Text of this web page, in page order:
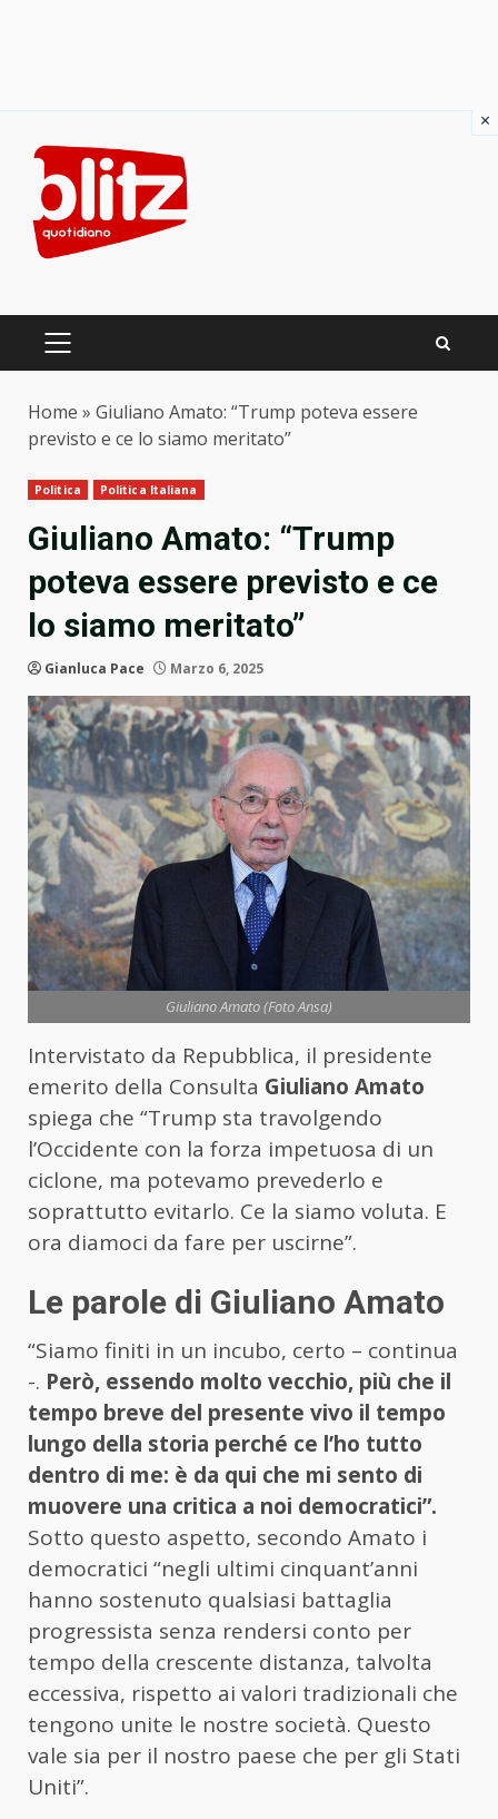
content
PRIMARY
Home » Giuliano Amato: “Trump poteva essere
previsto e ce lo siamo meritato”
Politica Politica Italiana
Giuliano Amato: “Trump
poteva essere previsto e ce
lo siamo meritato”
Gianluca Pace Marzo 6, 2025
Giuliano Amato (Foto Ansa)
Intervistato da Repubblica, il presidente
emerito della Consulta Giuliano Amato
spiega che “Trump sta travolgendo
l’Occidente con la forza impetuosa di un
ciclone, ma potevamo prevederlo e
soprattutto evitarlo. Ce la siamo voluta. E
ora diamoci da fare per uscirne”.
Le parole di Giuliano Amato
“Siamo finiti in un incubo, certo – continua
-. Però, essendo molto vecchio, più che il
tempo breve del presente vivo il tempo
lungo della storia perché ce l’ho tutto
dentro di me: è da qui che mi sento di
muovere una critica a noi democratici”.
Sotto questo aspetto, secondo Amato i
democratici “negli ultimi cinquant’anni
hanno sostenuto qualsiasi battaglia
progressista senza rendersi conto per
tempo della crescente distanza, talvolta
eccessiva, rispetto ai valori tradizionali che
tengono unite le nostre società. Questo
vale sia per il nostro paese che per gli Stati
Uniti”.
×